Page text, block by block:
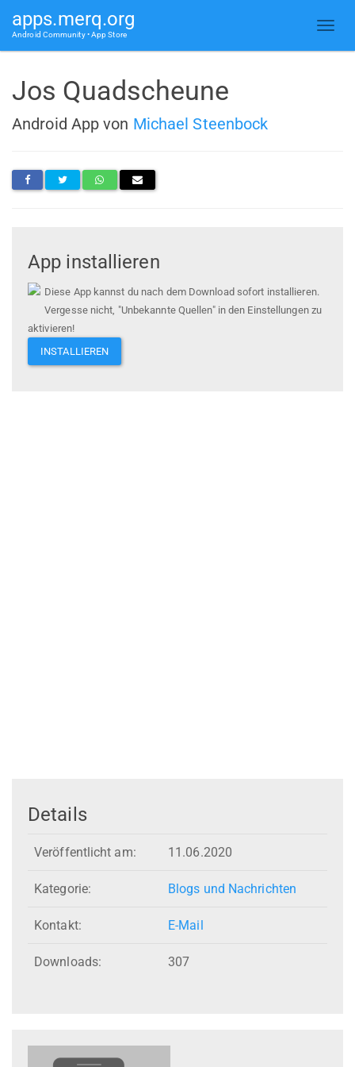
apps.merq.org
Android Community • App Store
Jos Quadscheune
Android App von Michael Steenbock
App installieren
Diese App kannst du nach dem Download sofort installieren.
Vergesse nicht, "Unbekannte Quellen" in den Einstellungen zu
aktivieren!
INSTALLIEREN
Details
Veröffentlicht am: 11.06.2020
Kategorie: Blogs und Nachrichten
Kontakt: E-Mail
Downloads: 307